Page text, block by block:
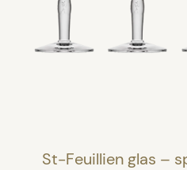
St-Feuillien glas –